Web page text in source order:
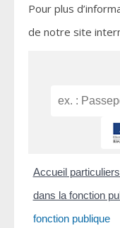
Pour plus
de notre site
Accueil particuliers
dans la fonction
fonction publique